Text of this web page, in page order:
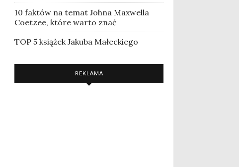
10 faktów na temat Johna Maxwella
Coetzee, które warto znać
TOP 5 książek Jakuba Małeckiego
REKLAMA